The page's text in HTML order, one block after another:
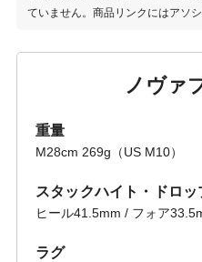
ていません。商品リンクにはアソ
ノヴァ
重量
M28cm 269g（US M10）
スタックハイト・ドロッ
ヒール41.5mm / フォア
ラグ